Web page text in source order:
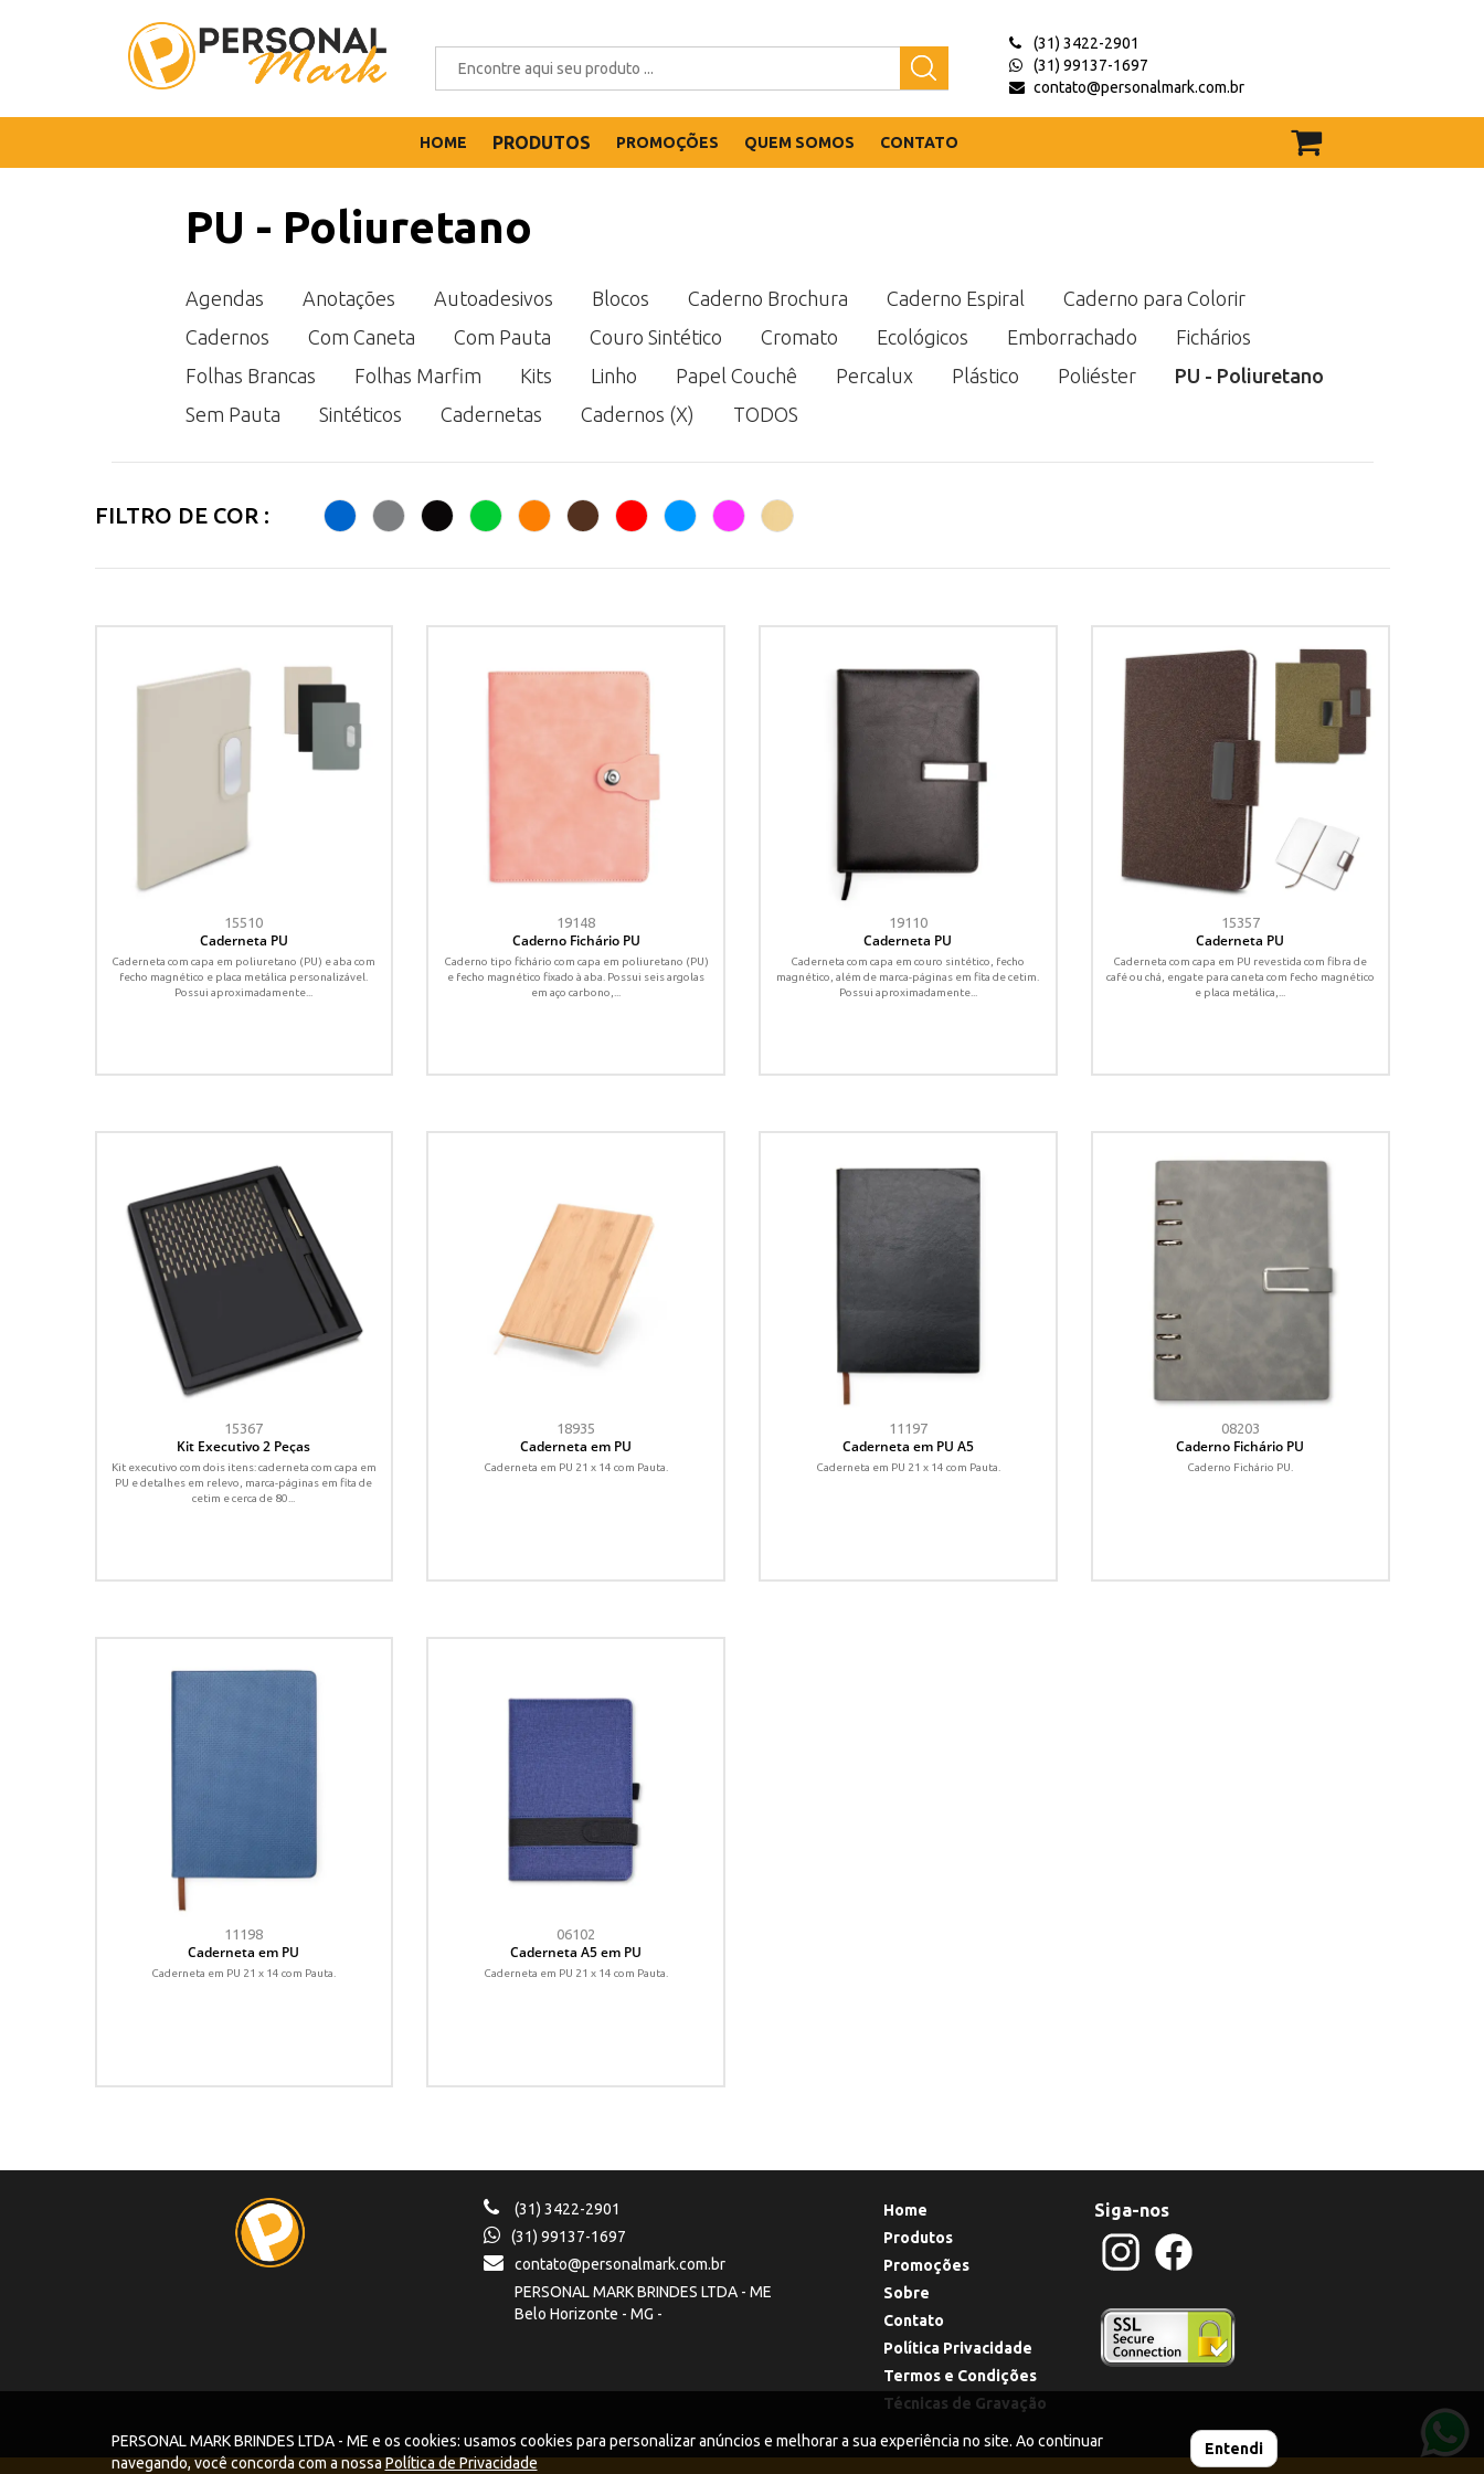
(31) 3422-2901
(31) 99137-1697
contato@personalmark.com.br
HOME PRODUTOS PROMOÇÕES QUEM SOMOS CONTATO
PU - Poliuretano
Agendas Anotações Autoadesivos Blocos Caderno Brochura Caderno Espiral
Caderno para Colorir
Cadernos
Com Caneta Com Pauta Couro Sintético Cromato Ecológicos Emborrachado
Fichários
Folhas Brancas
Folhas Marfim Kits Linho Papel Couchê Percalux Plástico Poliéster
PU - Poliuretano
Sem Pauta
Sintéticos Cadernetas Cadernos (X) TODOS
FILTRO DE COR :
15510
Caderneta PU
Caderneta com capa em poliuretano (PU) e aba com
fecho magnético e placa metálica personalizável.
Possui aproximadamente...
19148
Caderno Fichário PU
Caderno tipo fichário com capa em poliuretano (PU)
e fecho magnético fixado à aba. Possui seis argolas
em aço carbono,...
19110
Caderneta PU
Caderneta com capa em couro sintético, fecho
magnético, além de marca-páginas em fita de cetim.
Possui aproximadamente...
15357
Caderneta PU
Caderneta com capa em PU revestida com fibra de
café ou chá, engate para caneta com fecho magnético
e placa metálica,...
15367
Kit Executivo 2 Peças
Kit executivo com dois itens: caderneta com capa em
PU e detalhes em relevo, marca-páginas em fita de
cetim e cerca de 80...
18935
Caderneta em PU
Caderneta em PU 21 x 14 com Pauta.
11197
Caderneta em PU A5
Caderneta em PU 21 x 14 com Pauta.
08203
Caderno Fichário PU
Caderno Fichário PU.
11198
Caderneta em PU
Caderneta em PU 21 x 14 com Pauta.
06102
Caderneta A5 em PU
Caderneta em PU 21 x 14 com Pauta.
(31) 3422-2901
(31) 99137-1697
contato@personalmark.com.br
PERSONAL MARK BRINDES LTDA - ME
Belo Horizonte - MG -
Home
Produtos
Promoções
Sobre
Contato
Política Privacidade
Termos e Condições
Técnicas de Gravação
Siga-nos
PERSONAL MARK BRINDES LTDA - ME e os cookies: usamos cookies para personalizar anúncios e melhorar a sua experiência no site. Ao continuar
navegando, você concorda com a nossaPolítica de Privacidade
Entendi